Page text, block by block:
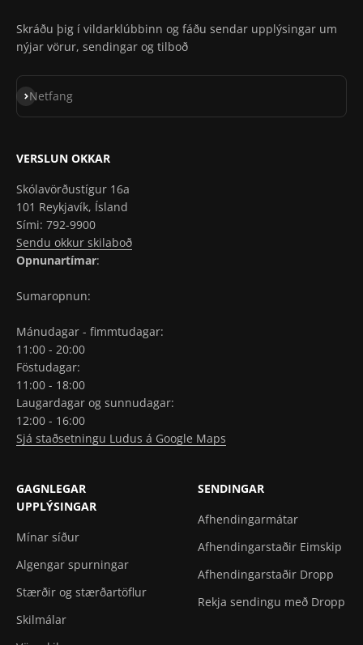
Skráðu þig í vildarklúbbinn og fáðu sendar upplýsingar um
nýjar vörur, sendingar og tilboð
Netfang
Skrá á póstlista
VERSLUN OKKAR
Skólavörðustígur 16a
101 Reykjavík, Ísland
Sími: 792-9900
Sendu okkur skilaboð
Opnunartímar:
Sumaropnun:
Mánudagar - fimmtudagar:
11:00 - 20:00
Föstudagar:
11:00 - 18:00
Laugardagar og sunnudagar:
12:00 - 16:00
Sjá staðsetningu Ludus á Google Maps
GAGNLEGAR
UPPLÝSINGAR
Mínar síður
Algengar spurningar
Stærðir og stærðartöflur
Skilmálar
SENDINGAR
Afhendingarmátar
Afhendingarstaðir Eimskip
Afhendingarstaðir Dropp
Rekja sendingu með Dropp